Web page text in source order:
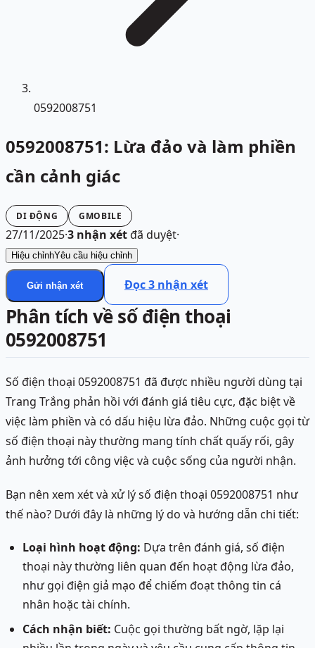
0592008751
0592008751: Lừa đảo và làm phiền
cần cảnh giác
DI ĐỘNG GMOBILE
27/11/2025·3 nhận xétđã duyệt·
Hiệu chỉnhYêu cầu hiệu chỉnh
Gửi nhận xét Đọc3 nhận xét
Phân tích về số điện thoại
0592008751
Số điện thoại 0592008751 đã được nhiều người dùng tại
Trang Trắng phản hồi với đánh giá tiêu cực, đặc biệt về
việc làm phiền và có dấu hiệu lừa đảo. Những cuộc gọi từ
số điện thoại này thường mang tính chất quấy rối, gây
ảnh hưởng tới công việc và cuộc sống của người nhận.
Bạn nên xem xét và xử lý số điện thoại 0592008751 như
thế nào? Dưới đây là những lý do và hướng dẫn chi tiết:
Loại hình hoạt động: Dựa trên đánh giá, số điện
thoại này thường liên quan đến hoạt động lừa đảo,
như gọi điện giả mạo để chiếm đoạt thông tin cá
nhân hoặc tài chính.
Cách nhận biết: Cuộc gọi thường bất ngờ, lặp lại